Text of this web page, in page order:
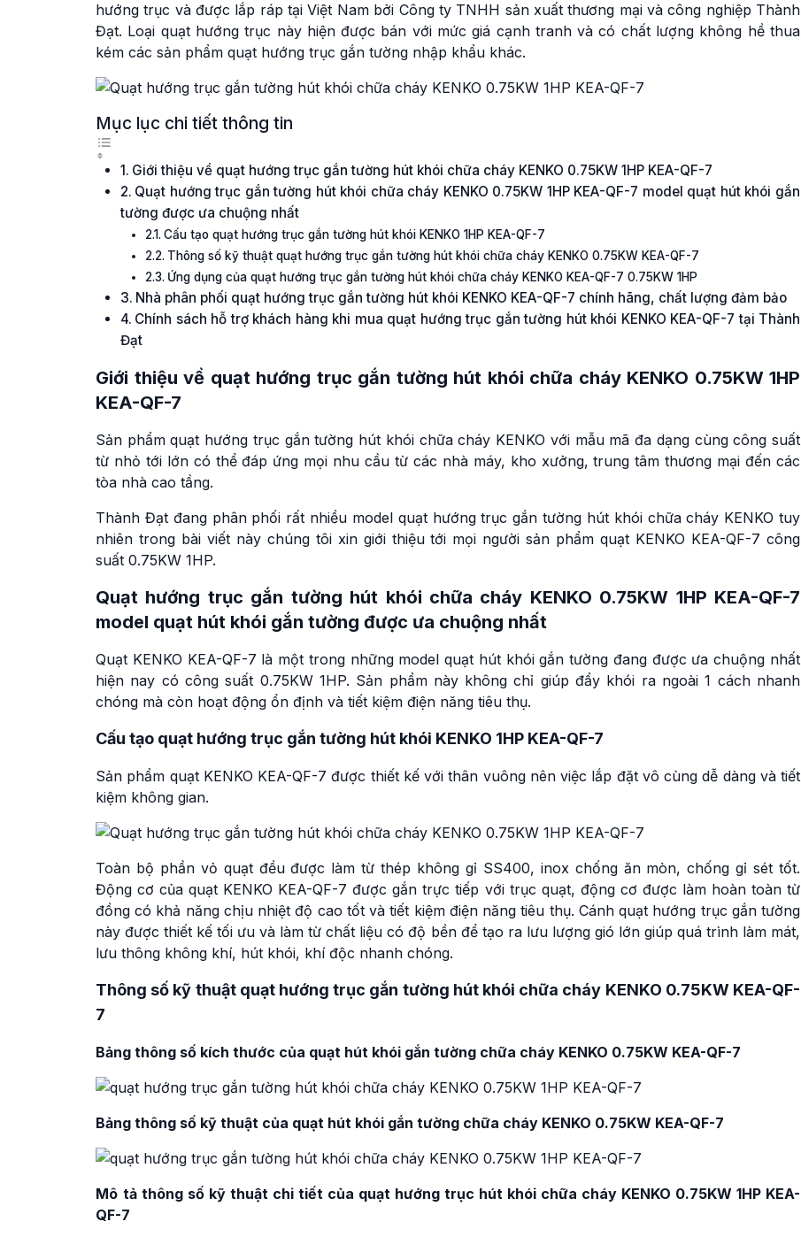
hướng trục và được lắp ráp tại Việt Nam bởi Công ty TNHH sản xuất thương mại và công nghiệp Thành
Đạt. Loại quạt hướng trục này hiện được bán với mức giá cạnh tranh và có chất lượng không hề thua
kém các sản phẩm quạt hướng trục gắn tường nhập khẩu khác.
Mục lục chi tiết thông tin
Giới thiệu về quạt hướng trục gắn tường hút khói chữa cháy KENKO 0.75KW 1HP KEA-QF-7
Quạt hướng trục gắn tường hút khói chữa cháy KENKO 0.75KW 1HP KEA-QF-7 model quạt hút khói gắn
tường được ưa chuộng nhất
Cấu tạo quạt hướng trục gắn tường hút khói KENKO 1HP KEA-QF-7
Thông số kỹ thuật quạt hướng trục gắn tường hút khói chữa cháy KENKO 0.75KW KEA-QF-7
Ứng dụng của quạt hướng trục gắn tường hút khói chữa cháy KENKO KEA-QF-7 0.75KW 1HP
Nhà phân phối quạt hướng trục gắn tường hút khói KENKO KEA-QF-7 chính hãng, chất lượng đảm bảo
Chính sách hỗ trợ khách hàng khi mua quạt hướng trục gắn tường hút khói KENKO KEA-QF-7 tại Thành
Đạt
Giới thiệu về quạt hướng trục gắn tường hút khói chữa cháy KENKO 0.75KW 1HP
KEA-QF-7
Sản phẩm quạt hướng trục gắn tường hút khói chữa cháy KENKO với mẫu mã đa dạng cùng công suất
từ nhỏ tới lớn có thể đáp ứng mọi nhu cầu từ các nhà máy, kho xưởng, trung tâm thương mại đến các
tòa nhà cao tầng.
Thành Đạt đang phân phối rất nhiều model quạt hướng trục gắn tường hút khói chữa cháy KENKO tuy
nhiên trong bài viết này chúng tôi xin giới thiệu tới mọi người sản phẩm quạt KENKO KEA-QF-7 công
suất 0.75KW 1HP.
Quạt hướng trục gắn tường hút khói chữa cháy KENKO 0.75KW 1HP KEA-QF-7
model quạt hút khói gắn tường được ưa chuộng nhất
Quạt KENKO KEA-QF-7 là một trong những model quạt hút khói gắn tường đang được ưa chuộng nhất
hiện nay có công suất 0.75KW 1HP. Sản phẩm này không chỉ giúp đẩy khói ra ngoài 1 cách nhanh
chóng mà còn hoạt động ổn định và tiết kiệm điện năng tiêu thụ.
Cấu tạo quạt hướng trục gắn tường hút khói KENKO 1HP KEA-QF-7
Sản phẩm quạt KENKO KEA-QF-7 được thiết kế với thân vuông nên việc lắp đặt vô cùng dễ dàng và tiết
kiệm không gian.
Toàn bộ phần vỏ quạt đều được làm từ thép không gỉ SS400, inox chống ăn mòn, chống gỉ sét tốt.
Động cơ của quạt KENKO KEA-QF-7 được gắn trực tiếp với trục quạt, động cơ được làm hoàn toàn từ
đồng có khả năng chịu nhiệt độ cao tốt và tiết kiệm điện năng tiêu thụ. Cánh quạt hướng trục gắn tường
này được thiết kế tối ưu và làm từ chất liệu có độ bền để tạo ra lưu lượng gió lớn giúp quá trình làm mát,
lưu thông không khí, hút khói, khí độc nhanh chóng.
Thông số kỹ thuật quạt hướng trục gắn tường hút khói chữa cháy KENKO 0.75KW KEA-QF-
7
Bảng thông số kích thước của quạt hút khói gắn tường chữa cháy KENKO 0.75KW KEA-QF-7
Bảng thông số kỹ thuật của quạt hút khói gắn tường chữa cháy KENKO 0.75KW KEA-QF-7
Mô tả thông số kỹ thuật chi tiết của quạt hướng trục hút khói chữa cháy KENKO 0.75KW 1HP KEA-
QF-7